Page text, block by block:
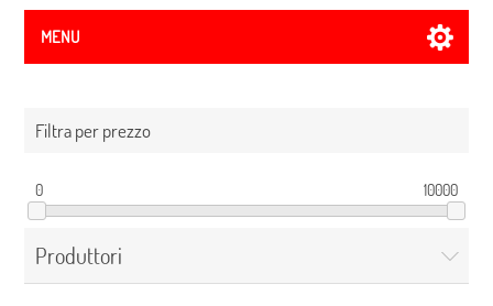
MENU
Filtra per prezzo
0 10000
Produttori